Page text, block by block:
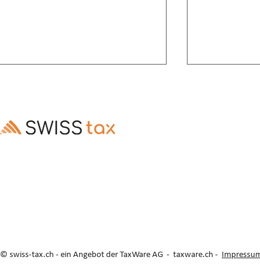
Ausschluss des Rentenaufschubs bei
Altersrenten, die Invalidenrenten
© swiss-tax.ch - ein Angebot der TaxWare AG - taxware.ch -